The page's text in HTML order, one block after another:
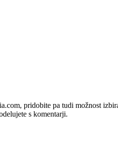
pridobite pa tudi možnost
s komentarji.